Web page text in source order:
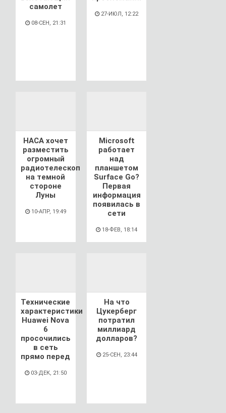
самолет
08-СЕН, 21:31
27-ИЮЛ, 12:22
НАСА хочет
разместить
огромный
радиотелескоп
на темной
стороне
Луны
10-АПР, 19:49
Microsoft
работает
над
планшетом
Surface Go?
Первая
информация
появилась в
сети
18-ФЕВ, 18:14
Технические
характеристики
Huawei Nova
6
просочились
в сеть
прямо перед
03-ДЕК, 21:50
На что
Цукерберг
потратил
миллиард
долларов?
25-СЕН, 23:44